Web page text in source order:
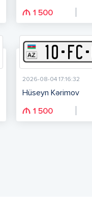
1 500
10-FC-
2026-08-04 17:16:32
Hüseyn Kərimov
1 500